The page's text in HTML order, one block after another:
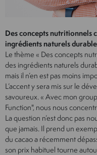
Des concepts nutritionnels
ingrédients naturels
Le thème « Des concepts
des ingrédients naturels
mais il n’en est pas moins
L’accent y sera mis sur le
savoureux. « Avec mon
Function", nous nous
La question n’est donc pas
que jamais. Il prend un
du cacao a récemment
son prix habituel tourne